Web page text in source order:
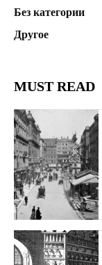
Без категории
Другое
MUST READ